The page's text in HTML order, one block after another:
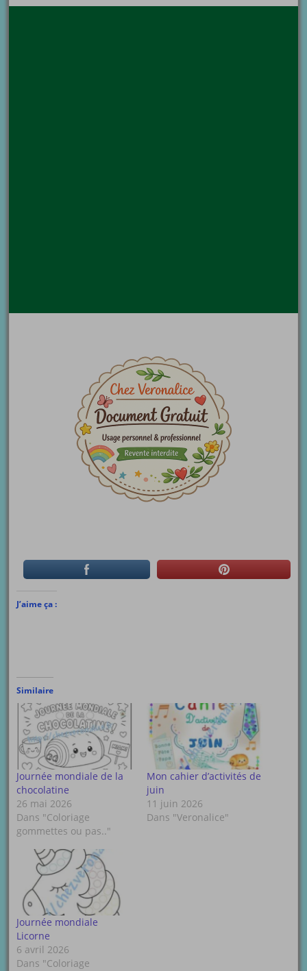
J’aime ça :
Similaire
Journée mondiale de la
chocolatine
26 mai 2026
Dans "Coloriage
gommettes ou pas.."
Mon cahier d’activités de
juin
11 juin 2026
Dans "Veronalice"
Journée mondiale
Licorne
6 avril 2026
Dans "Coloriage